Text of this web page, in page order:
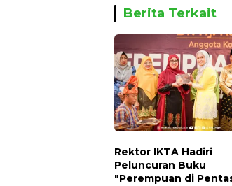
Berita Terkait
Rektor IKTA Hadiri
Peluncuran Buku
"Perempuan di